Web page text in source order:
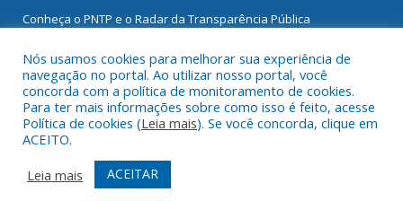
Conheça o PNTP e o Radar da Transparência Pública
Todos os direitos reservados a Prefeitura Municipal de
Mocajuba.
Mapa do Site
Acessar Área Administrativa
Acessar Webmail
Nós usamos cookies para melhorar sua experiência de
navegação no portal. Ao utilizar nosso portal, você
concorda com a política de monitoramento de cookies.
Para ter mais informações sobre como isso é feito, acesse
Política de cookies (Leia mais). Se você concorda, clique em
ACEITO.
Leia mais
ACEITAR